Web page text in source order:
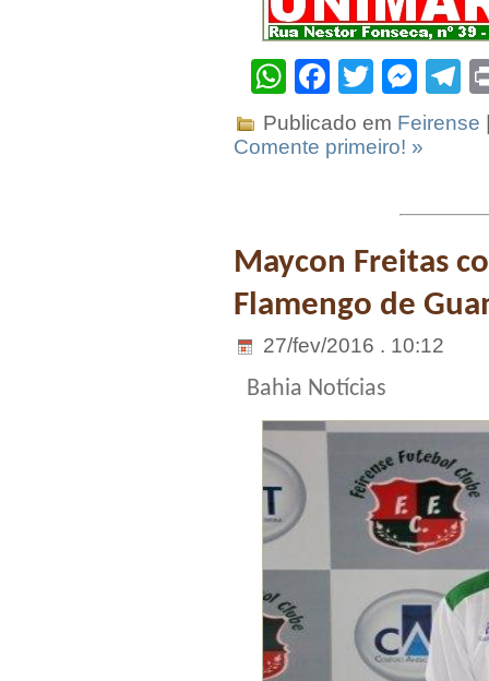
WhatsApp
Facebook
Twitter
Publicado em Feirense
Comente primeiro! »
Maycon Freitas
Flamengo de
27/fev/2016 . 10:12
Bahia Notícias